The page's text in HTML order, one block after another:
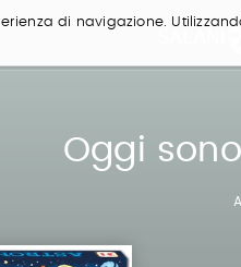
di navigazione.
Oggi